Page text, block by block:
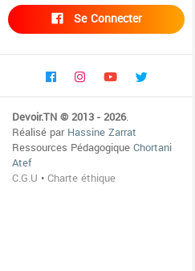
Se Connecter
Devoir.TN © 2013 - 2026.
Réalisé parHassine Zarrat
Ressources PédagogiqueChortani
Atef
C.G.U •Charte éthique